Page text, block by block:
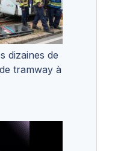
dizaines de
tramway à